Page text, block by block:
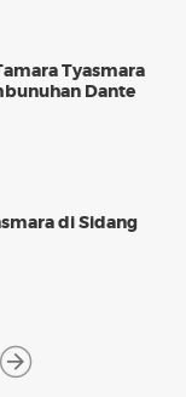
Tyasmara
Dante
di Sidang